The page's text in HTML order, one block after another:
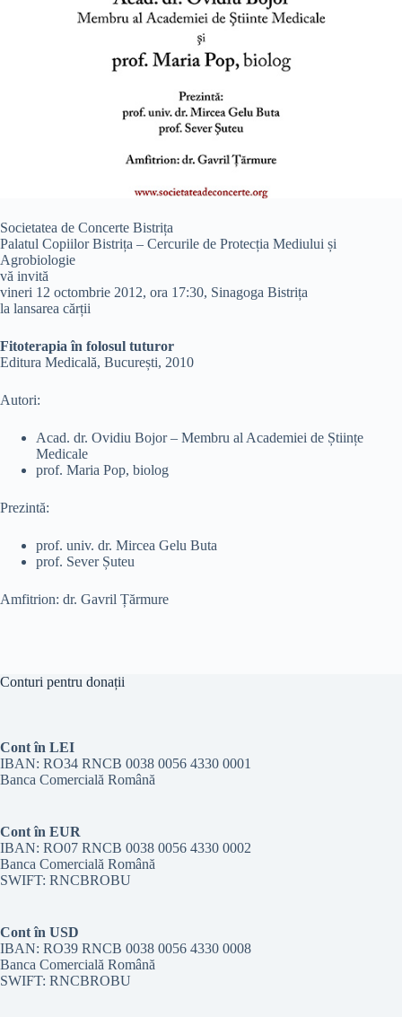
Societatea de Concerte Bistrița
Palatul Copiilor Bistrița – Cercurile de Protecția Mediului și
Agrobiologie
vă invită
vineri 12 octombrie 2012, ora 17:30, Sinagoga Bistrița
la lansarea cărții
Fitoterapia în folosul tuturor
Editura Medicală, București, 2010
Autori:
Acad. dr. Ovidiu Bojor – Membru al Academiei de Științe
Medicale
prof. Maria Pop, biolog
Prezintă:
prof. univ. dr. Mircea Gelu Buta
prof. Sever Șuteu
Amfitrion: dr. Gavril Țărmure
Conturi pentru donații
Cont în LEI
IBAN: RO34 RNCB 0038 0056 4330 0001
Banca Comercială Română
Cont în EUR
IBAN: RO07 RNCB 0038 0056 4330 0002
Banca Comercială Română
SWIFT: RNCBROBU
Cont în USD
IBAN: RO39 RNCB 0038 0056 4330 0008
Banca Comercială Română
SWIFT: RNCBROBU